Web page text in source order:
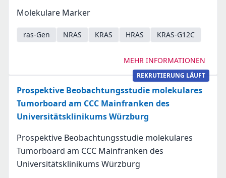
Molekulare Marker
ras-Gen NRAS KRAS HRAS KRAS-G12C
MEHR INFORMATIONEN
REKRUTIERUNG LÄUFT
Prospektive Beobachtungsstudie molekulares
Tumorboard am CCC Mainfranken des
Universitätsklinikums Würzburg
Prospektive Beobachtungsstudie molekulares
Tumorboard am CCC Mainfranken des
Universitätsklinikums Würzburg